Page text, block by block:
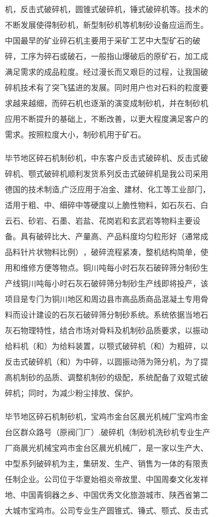
机，反击式破碎机，圆锥式破碎机，锤式破碎机等。技术的
不断发展使得制砂机，新型制砂机等机制砂设备应运而生。
中国最早的矿业碎石机主要用于采矿工艺中大型矿石的破
碎，工序为碎石或破石，一般指山爆破后的原矿石，加工成
满足需求的成品粒度。经过漫长而又艰巨的过程，让我国破
碎机技术有了突飞猛进的发展。同时用户也对石料的粒度要
求越来越细，而碎石机也逐渐的演变成制砂机，并在制砂机
应用不断提升的基础上，不断改善，以更大程度满足客户的
需求。按照粒度大小，制砂机用于矿石。
毕节地区碎石机制砂机，中东客户反击式破碎机、反击式破
碎机、颚式破碎机顺利发货系列反击式破碎机是我公司采用
德国的技术制造,广泛应用于冶金、建材、化工等工业部门，
适用于粗、中、细碎中等硬度以上脆性物料，如石灰石、白
云石、砂岩、石墨、岩盐、花岗岩和玄武岩等物料主要设
备。具有破碎比大、产量高、产品料度均匀粒形好（通常成
品料针片状物料比例），破碎流程紧凑，整机结构简单，使
用和维修方便等物点。铜川吨每小时石灰石破碎筛分制砂生
产线铜川吨每小时石灰石破碎筛分制砂生产线即将投产，该
项目是专门为铜川地区和周边县市高品质商品混凝土专用骨
料而设计建设的石灰石破碎筛分制砂系统。系统依据当地石
灰石物理特性，结合市场对骨料及机制砂品质要求，以振动
给料机（和）为给料装置，以颚式破碎机（和）为粗碎，以
反击式破碎机（和）为中碎，以圆振动筛为筛分机，为了提
高机制砂的品质、调整机制砂的级配，系统配备了双辊式破
碎机；同时，为减少粉尘排放、保护。
毕节地区碎石机制砂机，宝鸡市金台区晨光机械厂宝鸡市金
台区群众路号（原阀门厂）.破碎机（制砂机洗砂机专业生产
厂商晨光机械宝鸡市金台区晨光机械厂，是一家以生产大、
中型系列破碎机为主，集研发、生产、销售为一体的有限责
任制企业。公司位于华夏始祖炎帝故里、中国周秦文化发祥
地、中国青铜器之乡、中国优秀文化旅游城市、陕西省第二
大城市宝鸡市。公司专业生产圆锥式、锤式、颚式、反击式